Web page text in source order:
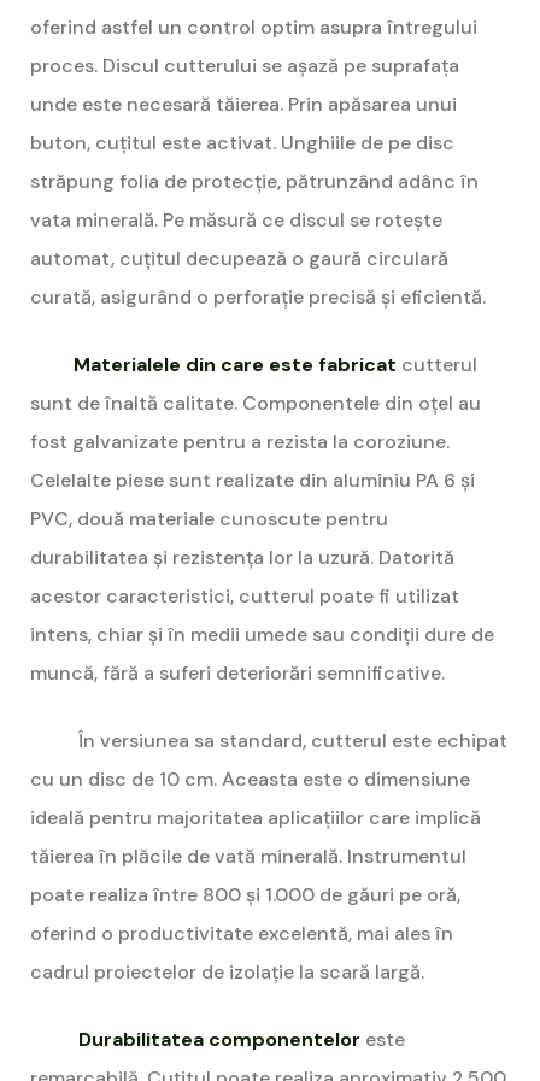
oferind astfel un control optim asupra întregului
proces. Discul cutterului se așază pe suprafața
unde este necesară tăierea. Prin apăsarea unui
buton, cuțitul este activat. Unghiile de pe disc
străpung folia de protecție, pătrunzând adânc în
vata minerală. Pe măsură ce discul se rotește
automat, cuțitul decupează o gaură circulară
curată, asigurând o perforație precisă și eficientă.
Materialele din care este fabricat cutterul
sunt de înaltă calitate. Componentele din oțel au
fost galvanizate pentru a rezista la coroziune.
Celelalte piese sunt realizate din aluminiu PA 6 și
PVC, două materiale cunoscute pentru
durabilitatea și rezistența lor la uzură. Datorită
acestor caracteristici, cutterul poate fi utilizat
intens, chiar și în medii umede sau condiții dure de
muncă, fără a suferi deteriorări semnificative.
În versiunea sa standard, cutterul este echipat
cu un disc de 10 cm. Aceasta este o dimensiune
ideală pentru majoritatea aplicațiilor care implică
tăierea în plăcile de vată minerală. Instrumentul
poate realiza între 800 și 1.000 de găuri pe oră,
oferind o productivitate excelentă, mai ales în
cadrul proiectelor de izolație la scară largă.
Durabilitatea componentelor este